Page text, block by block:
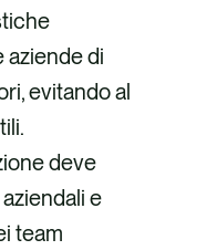
di
evitando al
deve
e
team